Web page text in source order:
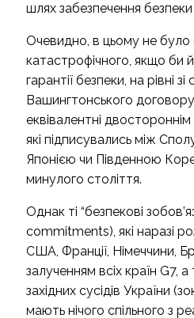
шлях забезпечення безпеки
Очевидно, в цьому не було
катастрофічного, якщо би
гарантії безпеки, на рівні
Вашингтонського
еквівалентні
які підписувались між
Японією чи Південною
минулого століття.
Однак ті “безпекові
commitments), які наразі
США, Франції, Німеччини,
залученням всіх країн G7,
західних сусідів України
мають нічого спільного з